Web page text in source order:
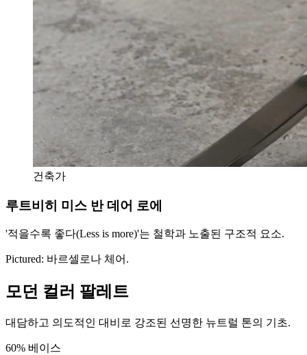
건축가
루트비히 미스 반 데어 로에
'적을수록 좋다(Less is more)'는 철학과 노출된 구조적 요소.
Pictured: 바르셀로나 체어.
모던 컬러 팔레트
대담하고 의도적인 대비로 강조된 선명한 뉴트럴 톤의 기초.
60% 베이스